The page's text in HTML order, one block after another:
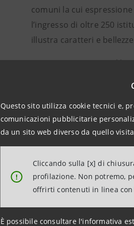
Questo sito utilizza cookie tecnici e,
comunicazioni pubblicitarie
da un sito web diverso da quello
!
Cliccando sulla [x] di
profilazione. Non potremo,
offrirti contenuti in linea
È possibile consultare l'informativa
comuni la cui
l’ingresso di oltre 250
illustra caratteri e
“Presentiamo questo
Sanpaolo sente vivo il
e a fare cultura. Negli
restituzione, da parte
uno dei frutti. Il libro, che
Abbiamo fatto un’unica
hanno significato per la
superbamente
sorprenderà”, ha